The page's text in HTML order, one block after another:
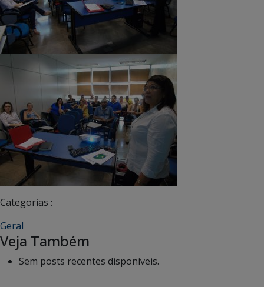
Categorias :
Geral
Veja Também
Sem posts recentes disponíveis.